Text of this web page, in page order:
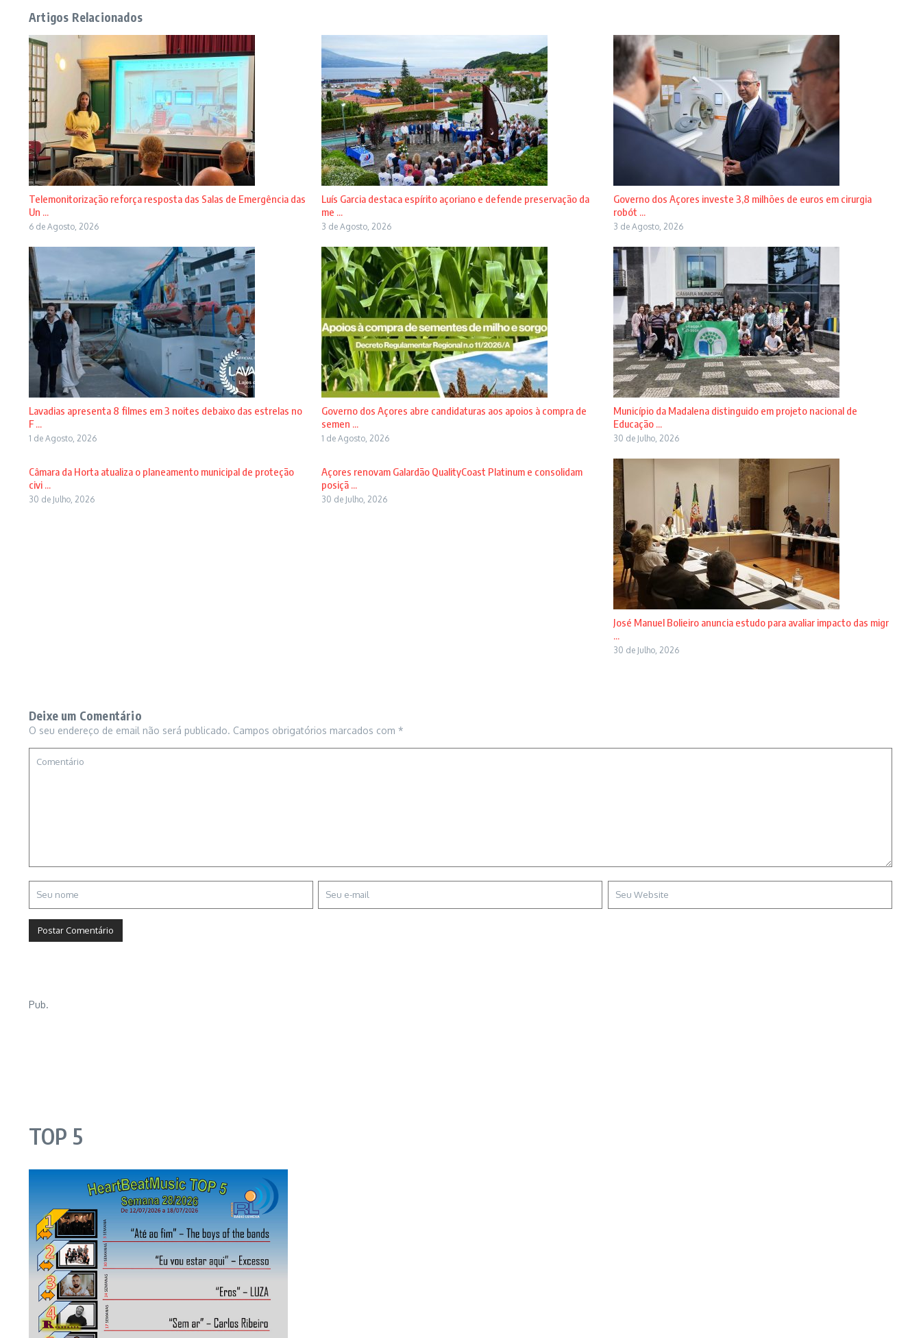
Artigos Relacionados
Telemonitorização reforça resposta das Salas de Emergência das
Un ...
6 de Agosto, 2026
Luís Garcia destaca espírito açoriano e defende preservação da
me ...
3 de Agosto, 2026
Governo dos Açores investe 3,8 milhões de euros em cirurgia
robót ...
3 de Agosto, 2026
Lavadias apresenta 8 filmes em 3 noites debaixo das estrelas no
F ...
1 de Agosto, 2026
Governo dos Açores abre candidaturas aos apoios à compra de
semen ...
1 de Agosto, 2026
Município da Madalena distinguido em projeto nacional de
Educação ...
30 de Julho, 2026
Câmara da Horta atualiza o planeamento municipal de proteção
civi ...
30 de Julho, 2026
Açores renovam Galardão QualityCoast Platinum e consolidam
posiçã ...
30 de Julho, 2026
José Manuel Bolieiro anuncia estudo para avaliar impacto das migr
...
30 de Julho, 2026
Deixe um Comentário
O seu endereço de email não será publicado. Campos obrigatórios marcados com *
Pub.
TOP 5